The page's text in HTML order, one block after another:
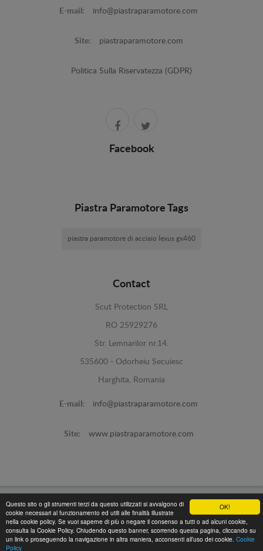
OK!
Questo sito o gli strumenti terzi da questo utilizzati si avvalgono di
cookie necessari al funzionamento ed utili alle finalità illustrate
nella cookie policy. Se vuoi saperne di più o negare il consenso a tutti o ad alcuni cookie,
consulta la Cookie Policy. Chiudendo questo banner, scorrendo questa pagina, cliccando su
un link o proseguendo la navigazione in altra maniera, acconsenti all’uso dei cookie. Cookie
Policy
E-mail: info@piastraparamotore.com
Site: piastraparamotore.com
Politica Sulla Riservatezza (GDPR)
Facebook
Piastra Paramotore Tags
piastra paramotore di acciaio lexus gx460
Contact
Scut Protection SRL
RO 25929276
Str. Lemnarilor nr.14.
535600 - Odorheiu Secuiesc
Harghita, Romania
E-mail: info@piastraparamotore.com
Site: www.piastraparamotore.com
Piastra Paramotore di acciaio -
Programed Bylokopi WEB